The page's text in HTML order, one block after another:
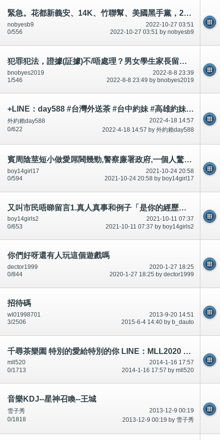
緊急。花都新義安、14K、竹聯幫、美國黑手黨，2000Fun論壇全部/所有男女、學生、全城市民求助。公開
2022-10-27 03:51
nobyesb9
2022-10-27 03:51 by nobyesb9
0/556
犯罪犯法，證據(証據)不/唔處理？男女學生家長留意？知情權？市民不可犯法/唔可以犯法！短片相片
2022-8-8 23:39
bnobyes2019
2022-8-8 23:49 by bnobyes2019
1/546
+LINE：day588 #台灣外送茶 #台中約妹 #高雄約妹 #台灣叫小姐 #新竹約妹 #台南約妹 #彰化約妹 #台中喝茶 #台北喝茶 #
2022-4-18 14:57
外約賴day588
2022-4-18 14:57 by 外約賴day588
0/622
賓周陰莖短小做愛屌閪幾勁,警察廉署政府,一個人驚走(等支援)好多認得!市民手機影相錄影(合法)影落街條路-公開
2021-10-24 20:58
boy14girl17
2021-10-24 20:58 by boy14girl17
0/594
又叫市民唔睇留言1.真人真事和例子「是你的經歷！一模一樣嗎？經常有,俾意見」-公開
2021-10-11 07:37
boy14girls2
2021-10-11 07:37 by boy14girls2
0/653
你們好呀還有人玩這個遊戲嗎
2020-1-27 18:25
dector1999
2020-1-27 18:25 by dector1999
0/844
招待碼
2013-9-20 14:51
wl01998701
2015-6-4 14:40 by b_dauto
3/2506
千尋茶樂園 特別的愛給特別的你 LINE：MLL2020 性福外送
2014-1-16 17:57
mll520
2014-1-16 17:57 by mll520
0/1713
音樂KDJ--星神召喚--王城
2013-12-9 00:19
雪子秀
2013-12-9 00:19 by 雪子秀
0/1818